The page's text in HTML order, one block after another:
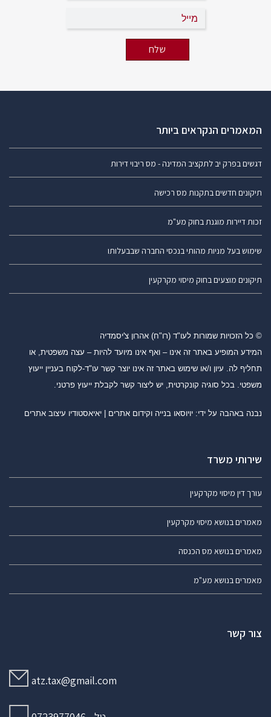
המאמרים הנקראים ביותר
דגשים בפרק יב לתקציב המדינה - מס ריבוי דירות
תיקונים חדשים בתקנות מס רכישה
זכות דיירות מוגנת בחוק מע"מ
שימוש בעל מניות מהותי בנכסי החברה שבבעלותו
תיקונים מוצעים בחוק מיסוי מקרקעין
© כל הזכויות שמורות לעו"ד (רו"ח) אהרון צ'יסמדיה
המידע המופיע באתר זה אינו – ואף אינו מיועד להיות – עצה משפטית, או
תחליף לה. עיון ו/או שימוש באתר זה אינו יוצר קשר עו"ד-לקוח בעניין ייעוץ
משפטי. בכל סוגיה קונקרטית, יש ליצור קשר לקבלת ייעוץ פרטני.
נבנה באהבה על ידי: יויוסאו בנייה וקידום אתרים | יאיאסטודיו עיצוב אתרים
שירותי משרד
עורך דין מיסוי מקרקעין
מאמרים בנושא מיסוי מקרקעין
מאמרים בנושא מס הכנסה
מאמרים בנושא מע"מ
צור קשר
atz.tax@gmail.com